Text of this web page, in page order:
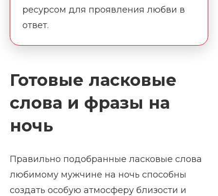
ресурсом для проявления любви в
ответ.
Готовые ласковые
слова и фразы на
ночь
Правильно подобранные ласковые слова
любимому мужчине на ночь способны
создать особую атмосферу близости и